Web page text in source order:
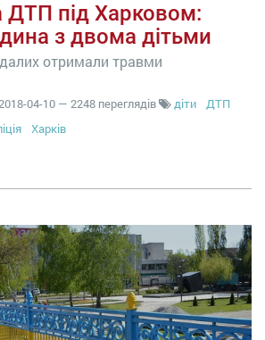
ДТП під Харковом:
з двома дітьми
отримали травми
04-10 — 2248 переглядів діти
ДТП
Харків